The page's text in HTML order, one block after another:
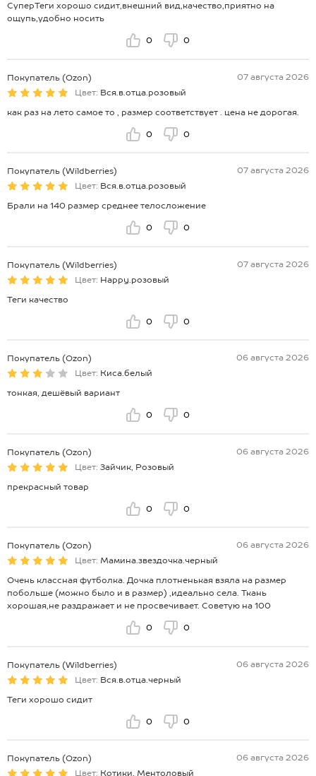
СуперТеги хорошо сидит,внешний вид,качество,приятно на
ощупь,удобно носить
0 0
Покупатель (Ozon)
07 августа 2026
Цвет: Вся.в.отца.розовый
как раз на лето самое то , размер соответствует . цена не дорогая.
0 0
Покупатель (Wildberries)
07 августа 2026
Цвет: Вся.в.отца.розовый
Брали на 140 размер среднее телосложение
0 0
Покупатель (Wildberries)
07 августа 2026
Цвет: Happy.розовый
Теги качество
0 0
Покупатель (Ozon)
06 августа 2026
Цвет: Киса.белый
тонкая, дешёвый вариант
0 0
Покупатель (Ozon)
06 августа 2026
Цвет: Зайчик, Розовый
прекрасный товар
0 0
Покупатель (Ozon)
06 августа 2026
Цвет: Мамина.звездочка.черный
Очень классная футболка. Дочка плотненькая взяла на размер
побольше (можно было и в размер) ,идеально села. Ткань
хорошая,не раздражает и не просвечивает. Советую на 100
0 0
Покупатель (Wildberries)
06 августа 2026
Цвет: Вся.в.отца.черный
Теги хорошо сидит
0 0
Покупатель (Ozon)
06 августа 2026
Цвет: Котики, Ментоловый